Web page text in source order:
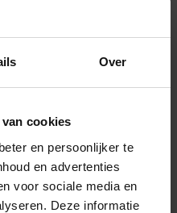
Over
cookies
en persoonlijker te
en advertenties
voor sociale media en
Deze informatie
voor
in
en transparant
Als klant heb je
medewerkers: je